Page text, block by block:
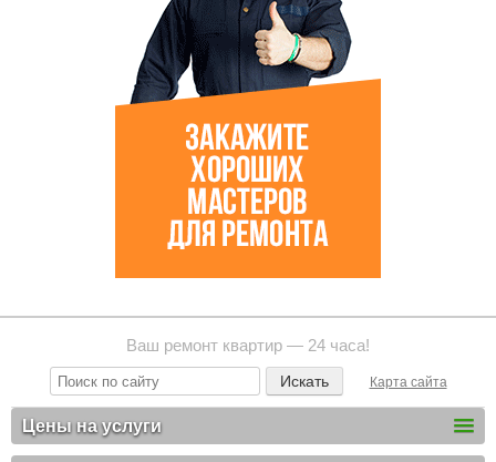
Ваш ремонт квартир — 24 часа!
Карта сайта
Цены на услуги